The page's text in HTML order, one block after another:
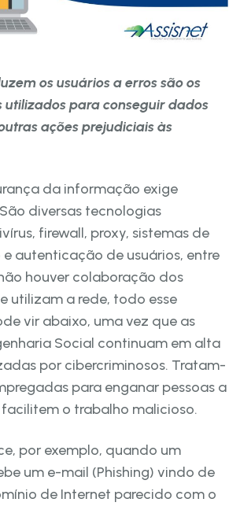
os usuários a erros são os
utilizados para conseguir dados
ações prejudiciais às
da informação exige
diversas tecnologias
firewall, proxy, sistemas de
autenticação de usuários, entre
houver colaboração dos
utilizam a rede, todo esse
vir abaixo, uma vez que as
Social continuam em alta
por cibercriminosos. Tratam-
para enganar pessoas a
o trabalho malicioso.
por exemplo, quando um
um e-mail (Phishing) vindo de
de Internet parecido com o